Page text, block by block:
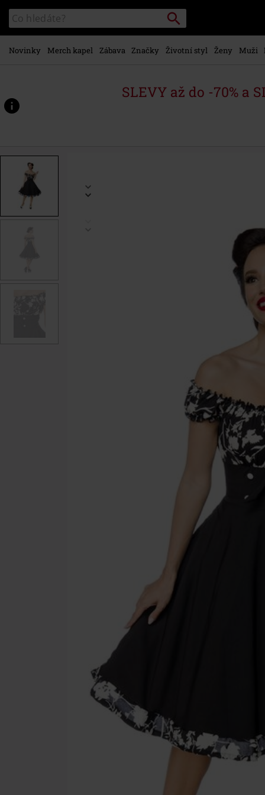
hlavnímu
obsahu
Katalog
vyhledávání
Vyhledávání
Novinky Merch kapel Zábava Značky Životní styl Ženy Muži
SLEVY až do -70% a
www.emp-
p/off-
542213.html